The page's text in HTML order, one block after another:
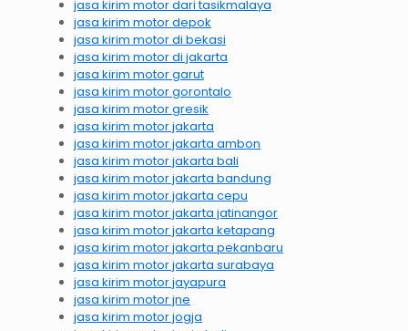
jasa kirim motor dari tasikmalaya
jasa kirim motor depok
jasa kirim motor di bekasi
jasa kirim motor di jakarta
jasa kirim motor garut
jasa kirim motor gorontalo
jasa kirim motor gresik
jasa kirim motor jakarta
jasa kirim motor jakarta ambon
jasa kirim motor jakarta bali
jasa kirim motor jakarta bandung
jasa kirim motor jakarta cepu
jasa kirim motor jakarta jatinangor
jasa kirim motor jakarta ketapang
jasa kirim motor jakarta pekanbaru
jasa kirim motor jakarta surabaya
jasa kirim motor jayapura
jasa kirim motor jne
jasa kirim motor jogja